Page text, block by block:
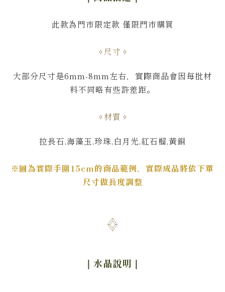
此款為門市限定款 僅限門市購買
尺寸
大部分尺寸是6mm-8mm左右， 實際商品會因每批材
料不同略有些許差距。
材質
拉長石,海藻玉,珍珠,白月光,紅石榴,黃銅
※圖為實際手圍15cm的商品範例，實際成品將依下單
尺寸做長度調整
｜水晶說明 ｜